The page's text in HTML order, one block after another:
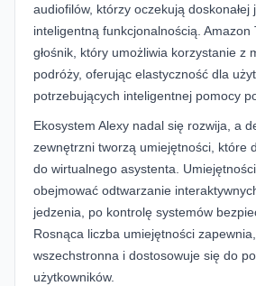
audiofilów, którzy oczekują
inteligentną funkcjonalnością. Amazon
głośnik, który umożliwia korzystanie z
podróży, oferując elastyczność dla
potrzebujących inteligentnej pomocy
Ekosystem Alexy nadal się rozwija, a
zewnętrzni tworzą umiejętności, które
do wirtualnego asystenta.
obejmować odtwarzanie
jedzenia, po kontrolę systemów
Rosnąca liczba umiejętności
wszechstronna i dostosowuje się do
użytkowników.